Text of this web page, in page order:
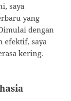
saya
yang
dengan
efektif, saya
kering.